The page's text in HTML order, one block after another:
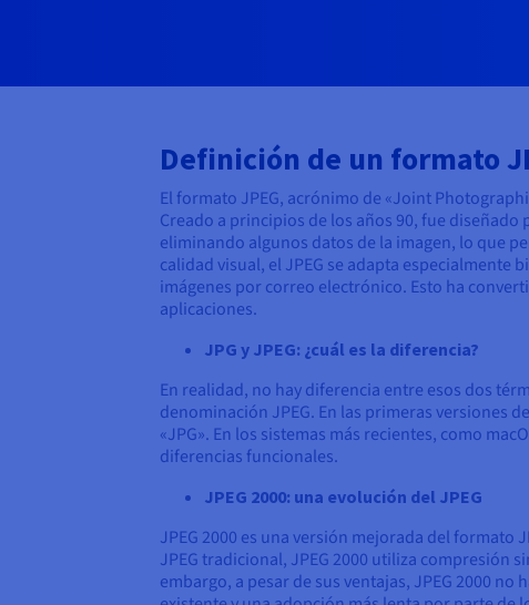
Definición de un formato
El formato JPEG, acrónimo de «Joint
Creado a principios de los años 90, fue
eliminando algunos datos de la imagen, lo que
calidad visual, el JPEG se adapta especialmente
imágenes por correo electrónico. Esto ha
aplicaciones.
JPG y JPEG: ¿cuál es la diferencia?
En realidad, no hay diferencia entre esos dos
denominación JPEG. En las primeras versiones
«JPG». En los sistemas más recientes, como
diferencias funcionales.
JPEG 2000: una evolución del JPEG
JPEG 2000 es una versión mejorada del formato
JPEG tradicional, JPEG 2000 utiliza compresión
embargo, a pesar de sus ventajas, JPEG 2000